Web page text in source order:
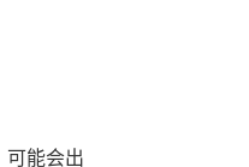
可能会出